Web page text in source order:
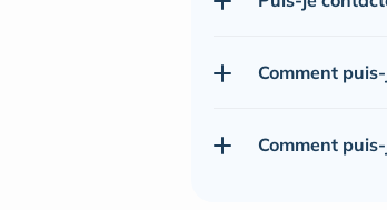
Comment
Comment